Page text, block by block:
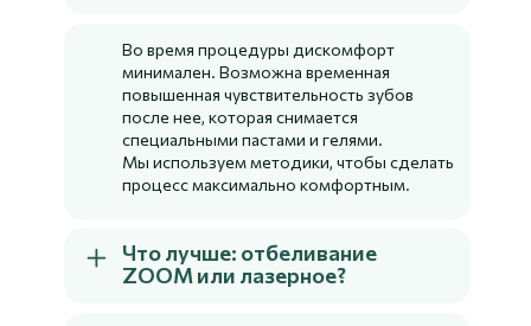
Во время процедуры дискомфорт
минимален. Возможна временная
повышенная чувствительность зубов
после нее, которая снимается
специальными пастами и гелями.
Мы используем методики, чтобы сделать
процесс максимально комфортным.
Что лучше: отбеливание
ZOOM или лазерное?